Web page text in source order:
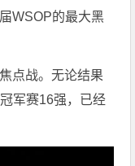
WSOP的最大黑
点战。无论结果
军赛16强，已经